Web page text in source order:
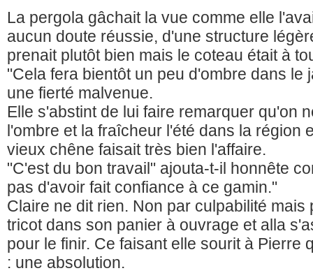
La pergola gâchait la vue comme elle
aucun doute réussie, d'une structure
prenait plutôt bien mais le coteau était à
"Cela fera bientôt un peu d'ombre dans le
une fierté malvenue.
Elle s'abstint de lui faire remarquer qu'on
l'ombre et la fraîcheur l'été dans la région
vieux chêne faisait très bien l'affaire.
"C'est du bon travail" ajouta-t-il honnête
pas d'avoir fait confiance à ce gamin."
Claire ne dit rien. Non par culpabilité mais
tricot dans son panier à ouvrage et alla
pour le finir. Ce faisant elle sourit à Pierre
: une absolution.